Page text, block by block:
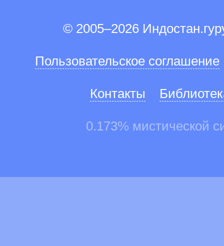
© 2005–2026
Пользовательское соглашение
Контакты
0.173% мистической